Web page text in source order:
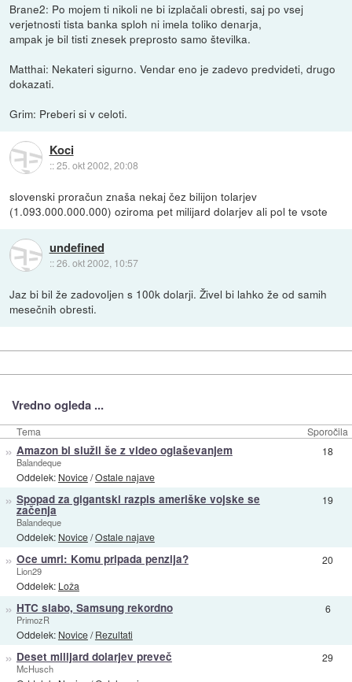
Brane2: Po mojem ti nikoli ne bi izplačali obresti, saj po vsej
verjetnosti tista banka sploh ni imela toliko denarja,
ampak je bil tisti znesek preprosto samo številka.
Matthai: Nekateri sigurno. Vendar eno je zadevo predvideti, drugo
dokazati.
Grim: Preberi si v celoti.
Koci
::25. okt 2002, 20:08
slovenski proračun znaša nekaj čez bilijon tolarjev
(1.093.000.000.000) oziroma pet milijard dolarjev ali pol te vsote
undefined
::26. okt 2002, 10:57
Jaz bi bil že zadovoljen s 100k dolarji. Živel bi lahko že od samih
mesečnih obresti.
Vredno ogleda ...
Tema Sporočila
» Amazon bi služil še z video oglaševanjem
Balandeque
Oddelek: Novice/Ostale najave
18
» Spopad za gigantski razpis ameriške vojske se
začenja
Balandeque
Oddelek: Novice/Ostale najave
19
» Oce umrl: Komu pripada penzija?
Lion29
Oddelek: Loža
20
» HTC slabo, Samsung rekordno
PrimozR
Oddelek: Novice/Rezultati
6
» Deset milijard dolarjev preveč
McHusch
29